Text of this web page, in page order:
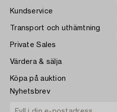
Kundservice
Transport och uthämtning
Private Sales
Värdera & sälja
Köpa på auktion
Nyhetsbrev